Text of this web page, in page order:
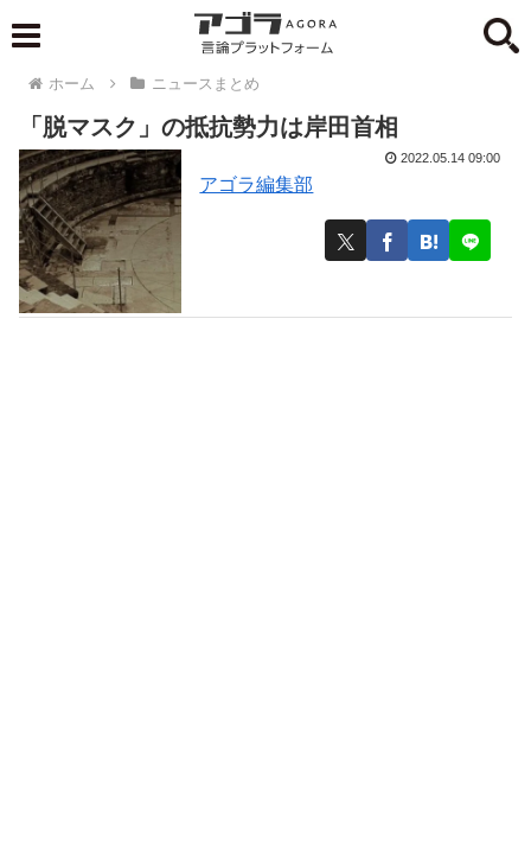
ホーム ニュースまとめ
「脱マスク」の抵抗勢力は岸田首相
アゴラ編集部
2022.05.14 09:00